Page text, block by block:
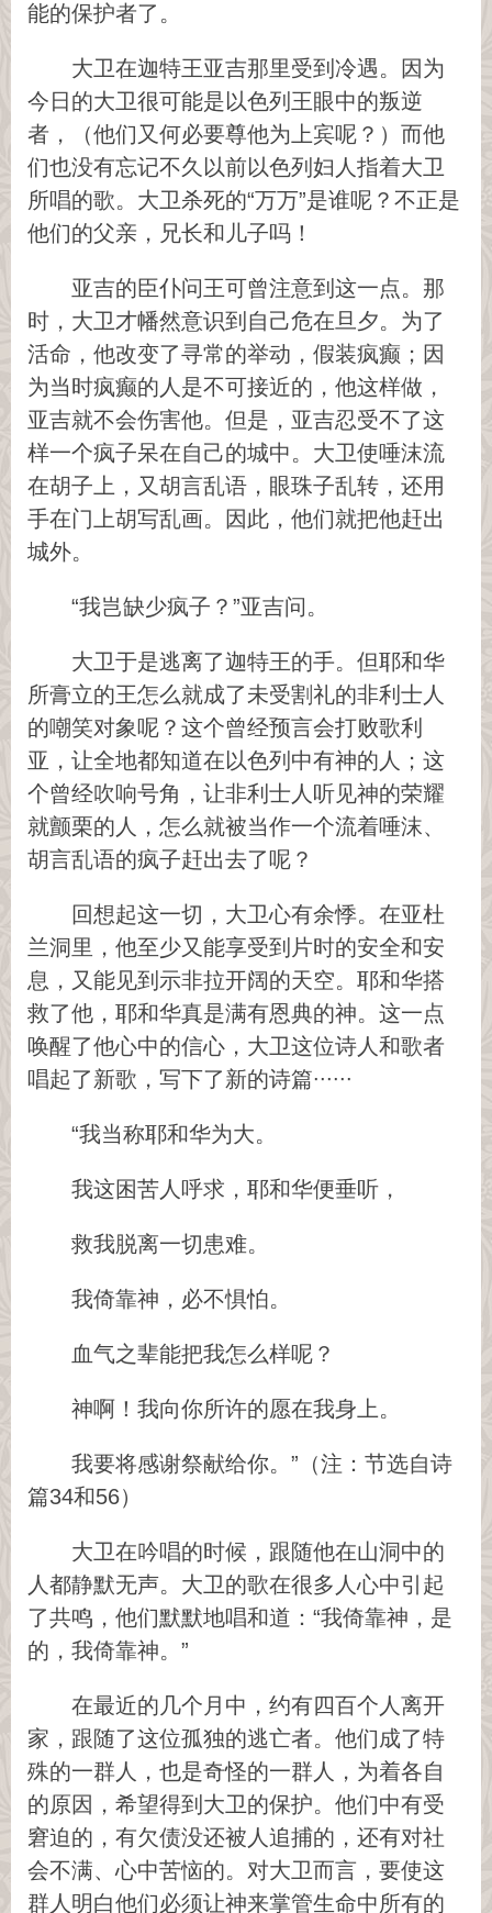
能的保护者了。
大卫在迦特王亚吉那里受到冷遇。因为
今日的大卫很可能是以色列王眼中的叛逆
者，（他们又何必要尊他为上宾呢？）而他
们也没有忘记不久以前以色列妇人指着大卫
所唱的歌。大卫杀死的“万万”是谁呢？不正是
他们的父亲，兄长和儿子吗！
亚吉的臣仆问王可曾注意到这一点。那
时，大卫才幡然意识到自己危在旦夕。为了
活命，他改变了寻常的举动，假装疯癫；因
为当时疯癫的人是不可接近的，他这样做，
亚吉就不会伤害他。但是，亚吉忍受不了这
样一个疯子呆在自己的城中。大卫使唾沫流
在胡子上，又胡言乱语，眼珠子乱转，还用
手在门上胡写乱画。因此，他们就把他赶出
城外。
“我岂缺少疯子？”亚吉问。
大卫于是逃离了迦特王的手。但耶和华
所膏立的王怎么就成了未受割礼的非利士人
的嘲笑对象呢？这个曾经预言会打败歌利
亚，让全地都知道在以色列中有神的人；这
个曾经吹响号角，让非利士人听见神的荣耀
就颤栗的人，怎么就被当作一个流着唾沫、
胡言乱语的疯子赶出去了呢？
回想起这一切，大卫心有余悸。在亚杜
兰洞里，他至少又能享受到片时的安全和安
息，又能见到示非拉开阔的天空。耶和华搭
救了他，耶和华真是满有恩典的神。这一点
唤醒了他心中的信心，大卫这位诗人和歌者
唱起了新歌，写下了新的诗篇∙∙∙∙∙∙
“我当称耶和华为大。
我这困苦人呼求，耶和华便垂听，
救我脱离一切患难。
我倚靠神，必不惧怕。
血气之辈能把我怎么样呢？
神啊！我向你所许的愿在我身上。
我要将感谢祭献给你。”（注：节选自诗
篇34和56）
大卫在吟唱的时候，跟随他在山洞中的
人都静默无声。大卫的歌在很多人心中引起
了共鸣，他们默默地唱和道：“我倚靠神，是
的，我倚靠神。”
在最近的几个月中，约有四百个人离开
家，跟随了这位孤独的逃亡者。他们成了特
殊的一群人，也是奇怪的一群人，为着各自
的原因，希望得到大卫的保护。他们中有受
窘迫的，有欠债没还被人追捕的，还有对社
会不满、心中苦恼的。对大卫而言，要使这
群人明白他们必须让神来掌管生命中所有的